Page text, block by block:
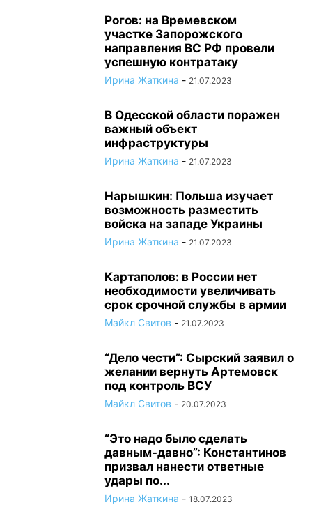
Рогов: на Времевском
участке Запорожского
направления ВС РФ провели
успешную контратаку
Ирина Жаткина - 21.07.2023
В Одесской области поражен
важный объект
инфраструктуры
Ирина Жаткина - 21.07.2023
Нарышкин: Польша изучает
возможность разместить
войска на западе Украины
Ирина Жаткина - 21.07.2023
Картаполов: в России нет
необходимости увеличивать
срок срочной службы в армии
Майкл Свитов - 21.07.2023
“Дело чести”: Сырский заявил о
желании вернуть Артемовск
под контроль ВСУ
Майкл Свитов - 20.07.2023
“Это надо было сделать
давным-давно”: Константинов
призвал нанести ответные
удары по...
Ирина Жаткина - 18.07.2023